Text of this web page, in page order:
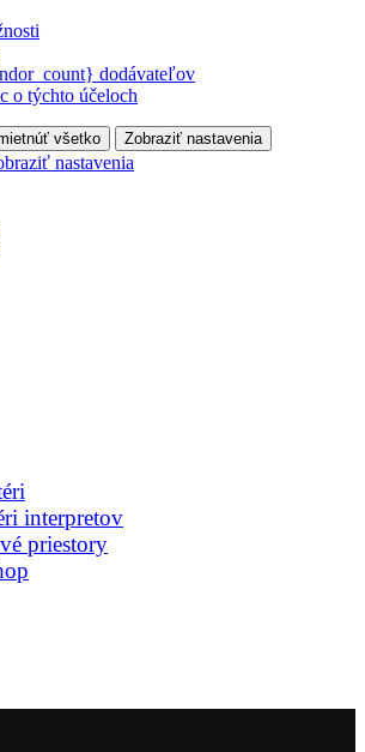
dodávateľov
o týchto účeloch
všetko
Zobraziť nastavenia
nastavenia
interpretov
priestory